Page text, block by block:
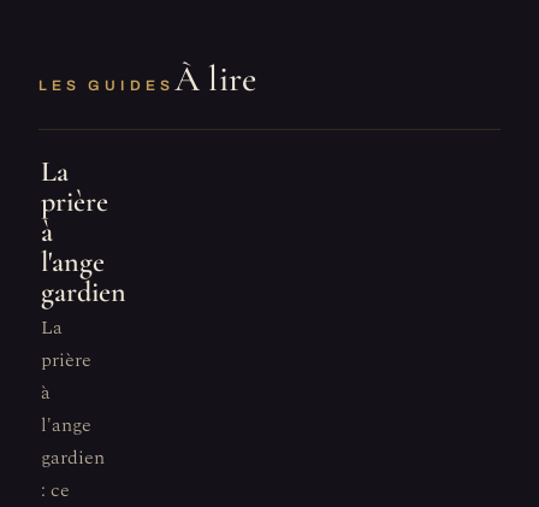
LES GUIDES À lire
La
prière
à
l'ange
gardien
La
prière
à
l'ange
gardien
: ce